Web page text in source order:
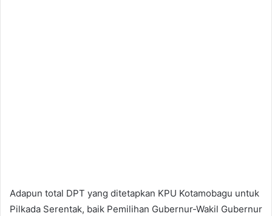
Adapun total DPT yang ditetapkan KPU Kotamobagu untuk
Pilkada Serentak, baik Pemilihan Gubernur-Wakil Gubernur